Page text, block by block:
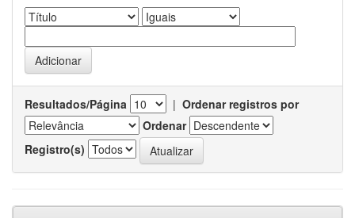
Resultados/Página | Ordenar registros por
Ordenar
Registro(s)